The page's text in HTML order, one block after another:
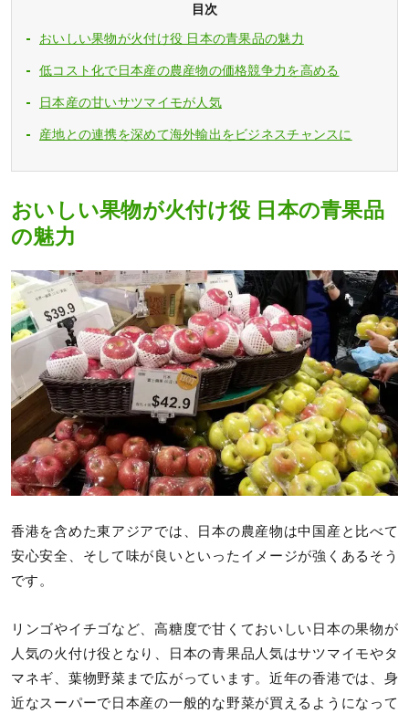
目次
おいしい果物が火付け役 日本の青果品の魅力
低コスト化で日本産の農産物の価格競争力を高める
日本産の甘いサツマイモが人気
産地との連携を深めて海外輸出をビジネスチャンスに
おいしい果物が火付け役 日本の青果品
の魅力
香港を含めた東アジアでは、日本の農産物は中国産と比べて
安心安全、そして味が良いといったイメージが強くあるそう
です。
リンゴやイチゴなど、高糖度で甘くておいしい日本の果物が
人気の火付け役となり、日本の青果品人気はサツマイモやタ
マネギ、葉物野菜まで広がっています。近年の香港では、身
近なスーパーで日本産の一般的な野菜が買えるようになって